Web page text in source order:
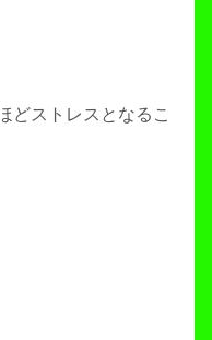
どストレスとなるこ